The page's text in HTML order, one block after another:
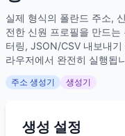
실제 형식의 폴란드 주소,
전한 신원 프로필을 만드
터링, JSON/CSV 내보내
라우저에서 완전히 실행됩
주소 생성기 생성기
생성 설정